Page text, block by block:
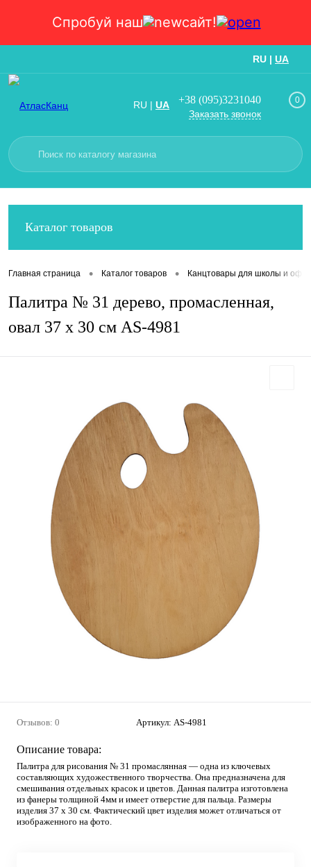
Спробуй наш сайт!
RU | UA
RU | UA +38 (095)3231040
Заказать звонок
0
Каталог товаров
Главная страница • Каталог товаров • Канцтовары для школы и
Палитра № 31 дерево, промасленная,
овал 37 х 30 см AS-4981
Отзывов: 0 Артикул: AS-4981
Описание товара:
Палитра для рисования № 31 промаслянная — одна из ключевых
составляющих художественного творчества. Она предназначена для
смешивания отдельных красок и цветов. Данная палитра изготовлена
из фанеры толщиной 4мм и имеет отверстие для пальца. Размеры
изделия 37 х 30 см. Фактический цвет изделия может отличаться от
изображенного на фото.